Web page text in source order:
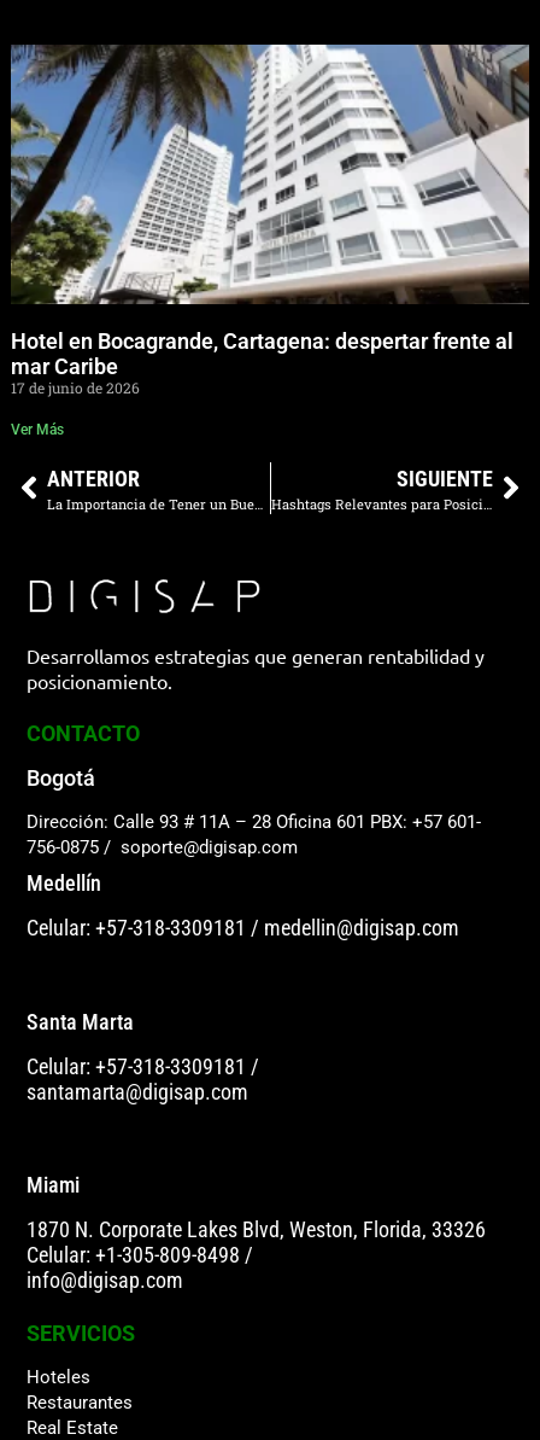
Hotel en Bocagrande, Cartagena: despertar frente al
mar Caribe
17 de junio de 2026
Ver Más
ANTERIOR
La Importancia de Tener un Buen Motor de Reservas en tu Hotel
SIGUIENTE
Hashtags Relevantes para Posicionar tu Hotel en Redes Sociales
Desarrollamos estrategias que generan rentabilidad y
posicionamiento.
CONTACTO
Bogotá
Dirección: Calle 93 # 11A – 28 Oficina 601 PBX: +57 601-
756-0875 / soporte@digisap.com
Medellín
Celular: +57-318-3309181 / medellin@digisap.com
Santa Marta
Celular: +57-318-3309181 /
santamarta@digisap.com
Miami
1870 N. Corporate Lakes Blvd, Weston, Florida, 33326
Celular: +1-305-809-8498 /
info@digisap.com
SERVICIOS
Hoteles
Restaurantes
Real Estate